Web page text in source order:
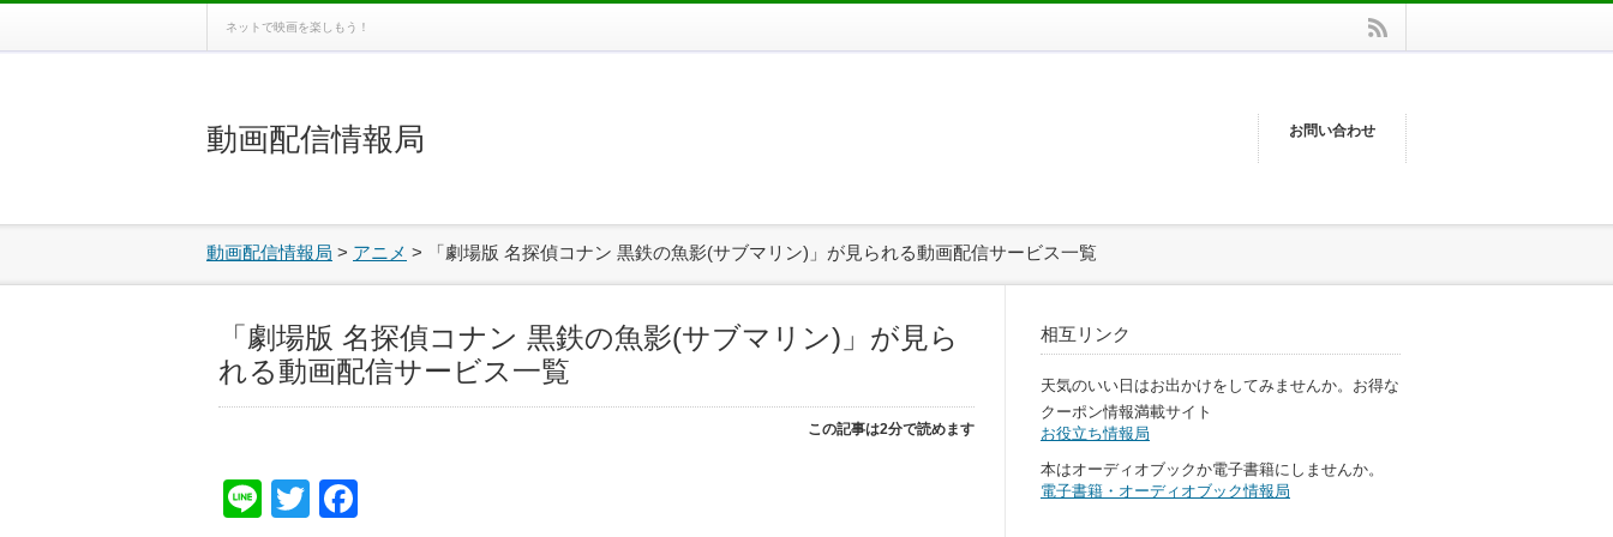
動画配信情報局
ネットで映画を楽しもう！
お問い合わせ
動画配信情報局 > アニメ > 「劇場版 名探偵コナン 黒鉄の魚影(サブマリン)」が見られる動画配信サービス一覧
「劇場版 名探偵コナン 黒鉄の魚影(サブマリン)」が見ら
れる動画配信サービス一覧
この記事は2分で読めます
LineTwitter
相互リンク
天気のいい日はお出かけをしてみませんか。お得な
クーポン情報満載サイト
お役立ち情報局
本はオーディオブックか電子書籍にしませんか。
電子書籍・オーディオブック情報局